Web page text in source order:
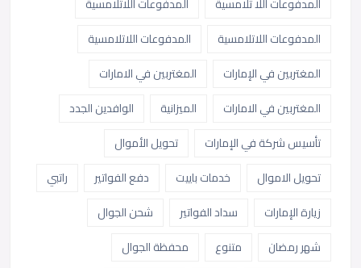
المدفوعات اللاتلامسية
المدفوعات اللاتلامسية
المغتربين في الإمارات
المغتربين في الامارات
المغتربين في الامارات
الميزانية
الوافدين الجدد
تأسيس شركة في الإمارات
تحويل الأموال
تحويل الاموال
خدمات باييت دفع الفواتير
راتبي
زيارة الإمارات
سداد الفواتير
شحن الجوال
شهر رمضان
متنوع
محفظة الجوال